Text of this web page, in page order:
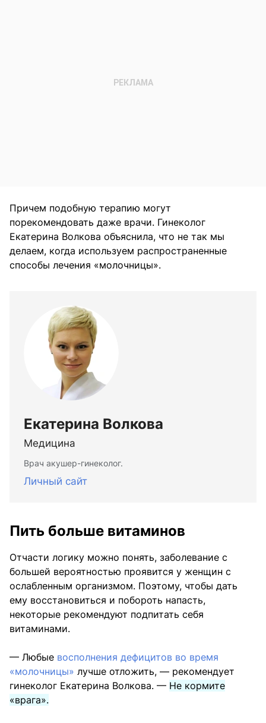
Причем подобную терапию могут
порекомендовать даже врачи. Гинеколог
Екатерина Волкова объяснила, что не так мы
делаем, когда используем распространенные
способы лечения «молочницы».
Екатерина Волкова
Медицина
Врач акушер-гинеколог.
Личный сайт
Пить больше витаминов
Отчасти логику можно понять, заболевание с
большей вероятностью проявится у женщин с
ослабленным организмом. Поэтому, чтобы дать
ему восстановиться и побороть напасть,
некоторые рекомендуют подпитать себя
витаминами.
— Любые восполнения дефицитов во время
«молочницы» лучше отложить, — рекомендует
гинеколог Екатерина Волкова. — Не кормите
«врага».